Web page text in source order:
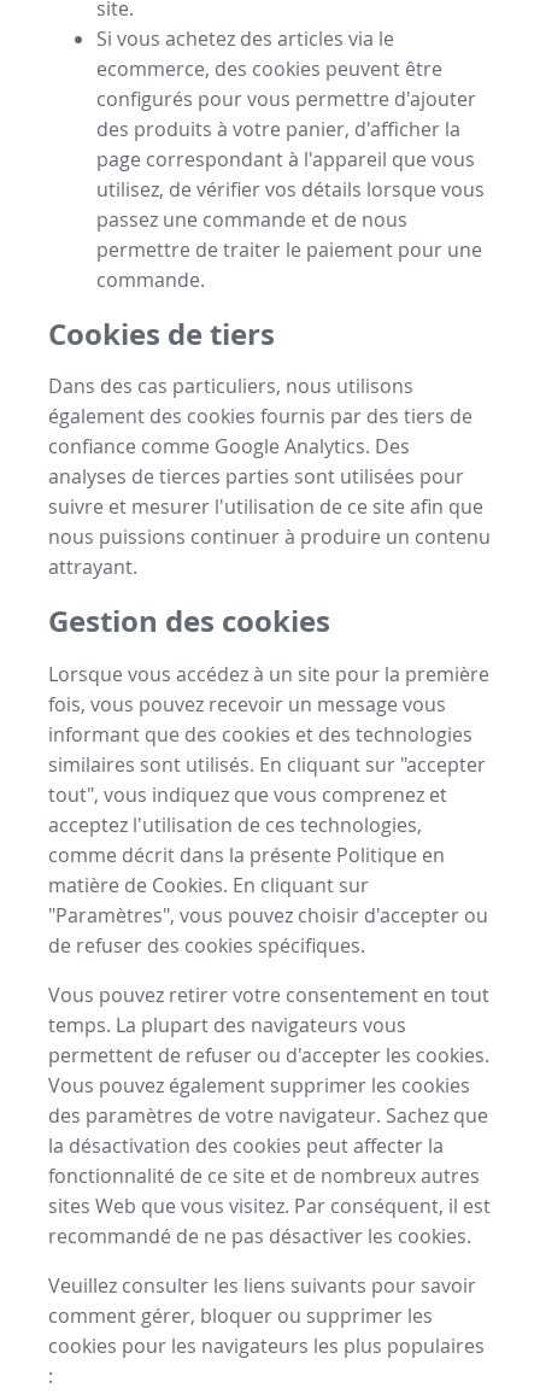
site.
Si vous achetez des articles via le
ecommerce, des cookies peuvent être
configurés pour vous permettre d'ajouter
des produits à votre panier, d'afficher la
page correspondant à l'appareil que vous
utilisez, de vérifier vos détails lorsque vous
passez une commande et de nous
permettre de traiter le paiement pour une
commande.
Cookies de tiers
Dans des cas particuliers, nous utilisons
également des cookies fournis par des tiers de
confiance comme Google Analytics. Des
analyses de tierces parties sont utilisées pour
suivre et mesurer l'utilisation de ce site afin que
nous puissions continuer à produire un contenu
attrayant.
Gestion des cookies
Lorsque vous accédez à un site pour la première
fois, vous pouvez recevoir un message vous
informant que des cookies et des technologies
similaires sont utilisés. En cliquant sur "accepter
tout", vous indiquez que vous comprenez et
acceptez l'utilisation de ces technologies,
comme décrit dans la présente Politique en
matière de Cookies. En cliquant sur
"Paramètres", vous pouvez choisir d'accepter ou
de refuser des cookies spécifiques.
Vous pouvez retirer votre consentement en tout
temps. La plupart des navigateurs vous
permettent de refuser ou d'accepter les cookies.
Vous pouvez également supprimer les cookies
des paramètres de votre navigateur. Sachez que
la désactivation des cookies peut affecter la
fonctionnalité de ce site et de nombreux autres
sites Web que vous visitez. Par conséquent, il est
recommandé de ne pas désactiver les cookies.
Veuillez consulter les liens suivants pour savoir
comment gérer, bloquer ou supprimer les
cookies pour les navigateurs les plus populaires
: